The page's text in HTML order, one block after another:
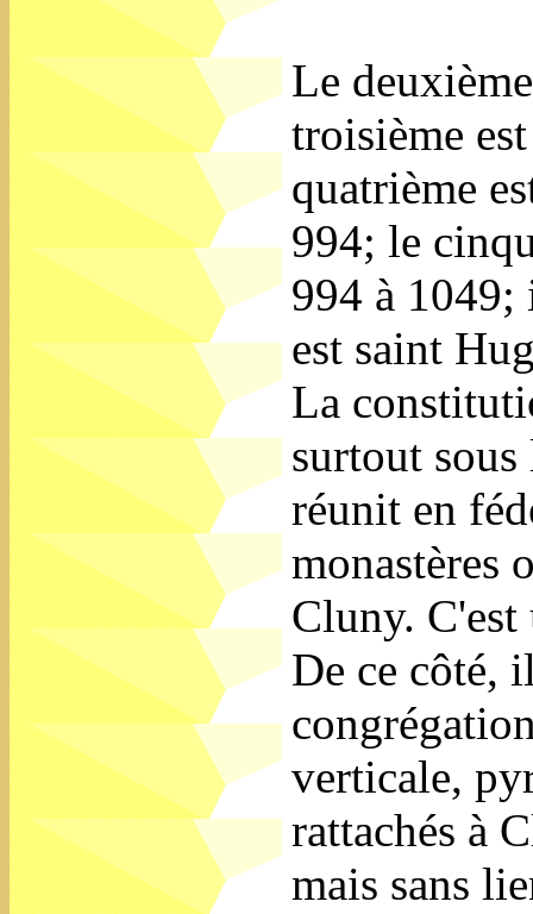
Le
troisième
quatrième
994; le
994 à
est saint
La
surtout
réunit en
monastères
Cluny. C'est
De ce côté,
verticale,
rattachés à
mais sans